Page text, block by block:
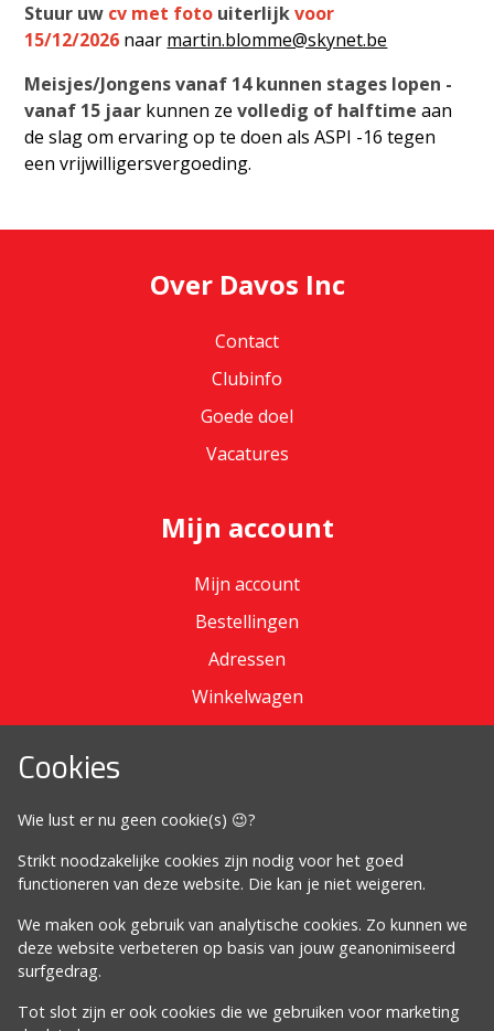
Cookies
Wie lust er nu geen cookie(s) 😉?
Strikt noodzakelijke cookies zijn nodig voor het goed
functioneren van deze website. Die kan je niet weigeren.
We maken ook gebruik van analytische cookies. Zo kunnen we
deze website verbeteren op basis van jouw geanonimiseerd
surfgedrag.
Tot slot zijn er ook cookies die we gebruiken voor marketing
Stuur uw cv met foto uiterlijkvoor
15/12/2026 naar martin.blomme@skynet.be
Meisjes/Jongens vanaf 14 kunnen stages lopen -
vanaf 15 jaar kunnen zevolledig of halftime aan
de slag om ervaring op te doen als ASPI -16 tegen
een vrijwilligersvergoeding.
Over Davos Inc
Contact
Clubinfo
Goede doel
Vacatures
Mijn account
Mijn account
Bestellingen
Adressen
Winkelwagen
Algemene voorwaarden
Cookiebeleid
Proclaimer
Volg ons